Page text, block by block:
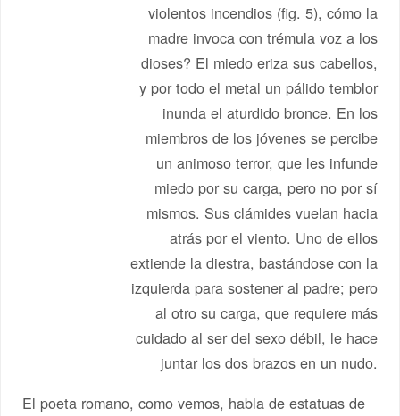
violentos incendios (fig. 5), cómo la
madre invoca con trémula voz a los
dioses? El miedo eriza sus cabellos,
y por todo el metal un pálido temblor
inunda el aturdido bronce. En los
miembros de los jóvenes se percibe
un animoso terror, que les infunde
miedo por su carga, pero no por sí
mismos. Sus clámides vuelan hacia
atrás por el viento. Uno de ellos
extiende la diestra, bastándose con la
izquierda para sostener al padre; pero
al otro su carga, que requiere más
cuidado al ser del sexo débil, le hace
juntar los dos brazos en un nudo.
El poeta romano, como vemos, habla de estatuas de